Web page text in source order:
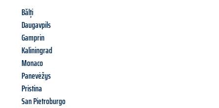
Bălți
Daugavpils
Gamprin
Kaliningrad
Monaco
Panevėžys
Pristina
San Pietroburgo